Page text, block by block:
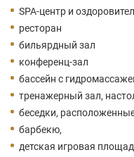
SPA-центр и
ресторан
бильярдный зал
конференц-зал
бассейн с
тренажерный зал,
беседки,
барбекю,
детская игровая